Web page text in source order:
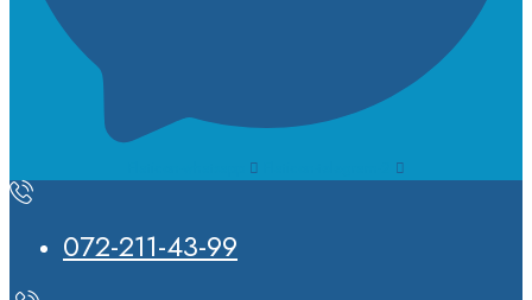
072-211-43-99